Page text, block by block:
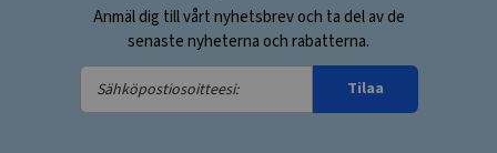
Anmäl dig till vårt nyhetsbrev och ta del av de
senaste nyheterna och rabatterna.
Sähköpostiosoitteesi:
Tilaa